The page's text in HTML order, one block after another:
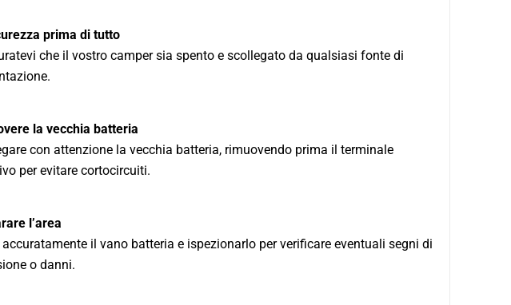
prima di tutto
che il vostro camper sia spento e scollegato da qualsiasi fonte di
la vecchia batteria
con attenzione la vecchia batteria, rimuovendo prima il terminale
per evitare cortocircuiti.
l’area
accuratamente il vano batteria e ispezionarlo per verificare eventuali segni di
o danni.